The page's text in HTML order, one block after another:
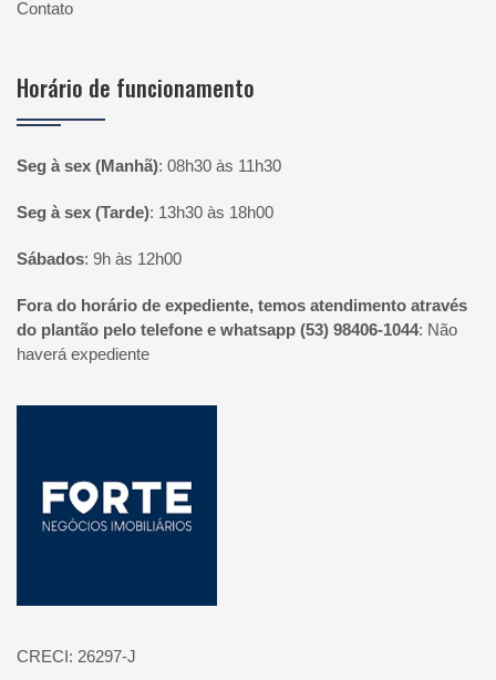
Contato
Horário de funcionamento
Seg à sex (Manhã): 08h30 às 11h30
Seg à sex (Tarde): 13h30 às 18h00
Sábados: 9h às 12h00
Fora do horário de expediente, temos atendimento através
do plantão pelo telefone e whatsapp (53) 98406-1044: Não
haverá expediente
CRECI: 26297-J